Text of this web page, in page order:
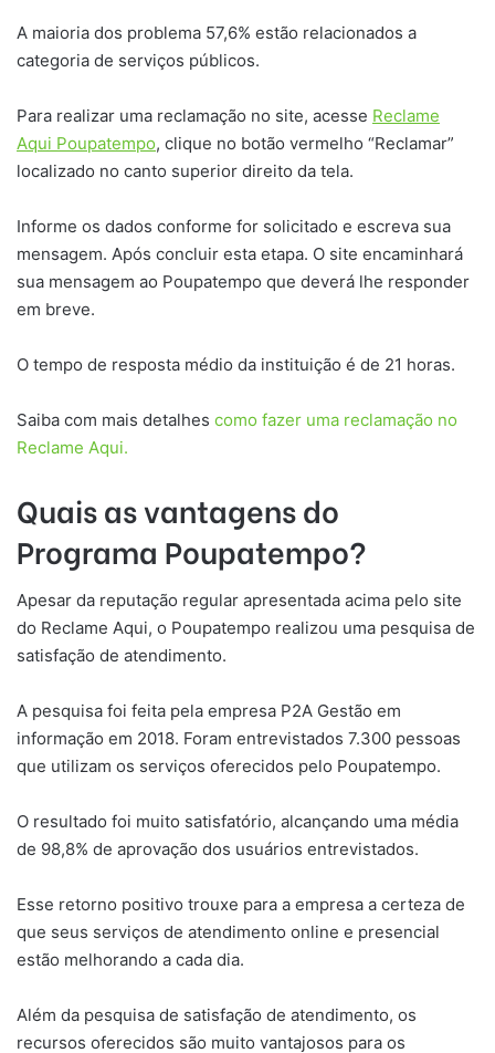
A maioria dos problema 57,6% estão relacionados a
categoria de serviços públicos.
Para realizar uma reclamação no site, acesse Reclame
Aqui Poupatempo, clique no botão vermelho “Reclamar”
localizado no canto superior direito da tela.
Informe os dados conforme for solicitado e escreva sua
mensagem. Após concluir esta etapa. O site encaminhará
sua mensagem ao Poupatempo que deverá lhe responder
em breve.
O tempo de resposta médio da instituição é de 21 horas.
Saiba com mais detalhes como fazer uma reclamação no
Reclame Aqui.
Quais as vantagens do
Programa Poupatempo?
Apesar da reputação regular apresentada acima pelo site
do Reclame Aqui, o Poupatempo realizou uma pesquisa de
satisfação de atendimento.
A pesquisa foi feita pela empresa P2A Gestão em
informação em 2018. Foram entrevistados 7.300 pessoas
que utilizam os serviços oferecidos pelo Poupatempo.
O resultado foi muito satisfatório, alcançando uma média
de 98,8% de aprovação dos usuários entrevistados.
Esse retorno positivo trouxe para a empresa a certeza de
que seus serviços de atendimento online e presencial
estão melhorando a cada dia.
Além da pesquisa de satisfação de atendimento, os
recursos oferecidos são muito vantajosos para os